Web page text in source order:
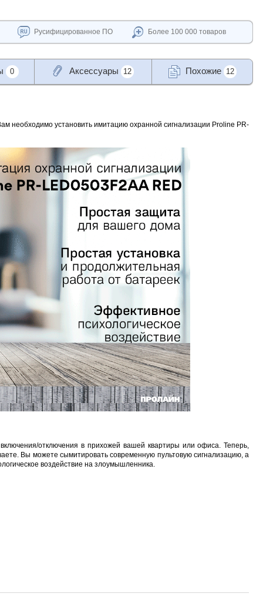
CB01
Proline PR-LED0503F2AA RED
250 руб.
Карта EM Marine (тонкая)
30 руб.
Русифицированное ПО Более 100 000 товаров
0 Аксессуары 12 Похожие 12
необходимо установить имитацию охранной сигнализации Proline PR-
отключения в прихожей вашей квартиры или офиса. Теперь,
Вы можете сымитировать современную пультовую сигнализацию, а
воздействие на злоумышленника.